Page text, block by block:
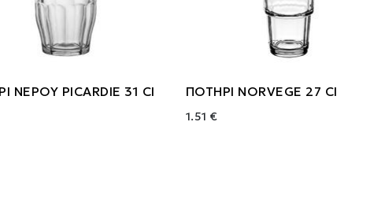
ΝΕΡΟΥ PICARDIE 31 Cl ΠΟΤΗΡΙ NORVEGE 27 Cl
1.51 €